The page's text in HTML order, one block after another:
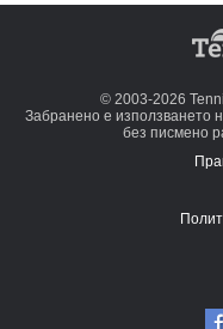
© 2003-2026
Забранено е използването
без писмено